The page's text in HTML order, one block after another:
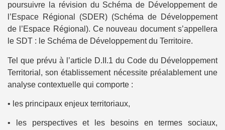
poursuivre la révision du Schéma de Développement de
l’Espace Régional (SDER) (Schéma de Développement
de l’Espace Régional). Ce nouveau document s’appellera
le SDT : le Schéma de Développement du Territoire.
Tel que prévu à l’article D.II.1 du Code du Développement
Territorial, son établissement nécessite préalablement une
analyse contextuelle qui comporte :
• les principaux enjeux territoriaux,
• les perspectives et les besoins en termes sociaux,